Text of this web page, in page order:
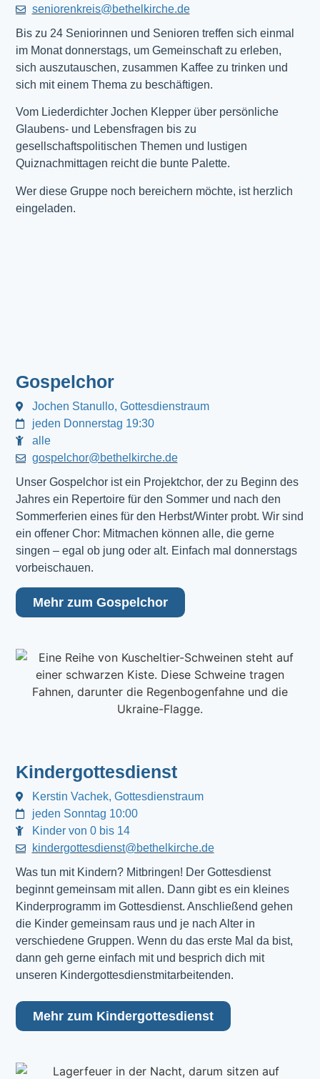
seniorenkreis@bethelkirche.de
Bis zu 24 Seniorinnen und Senioren treffen sich einmal
im Monat donnerstags, um Gemeinschaft zu erleben,
sich auszutauschen, zusammen Kaffee zu trinken und
sich mit einem Thema zu beschäftigen.
Vom Liederdichter Jochen Klepper über persönliche
Glaubens- und Lebensfragen bis zu
gesellschaftspolitischen Themen und lustigen
Quiznachmittagen reicht die bunte Palette.
Wer diese Gruppe noch bereichern möchte, ist herzlich
eingeladen.
Gospelchor
Jochen Stanullo, Gottesdienstraum
jeden Donnerstag 19:30
alle
gospelchor@bethelkirche.de
Unser Gospelchor ist ein Projektchor, der zu Beginn des
Jahres ein Repertoire für den Sommer und nach den
Sommerferien eines für den Herbst/Winter probt. Wir sind
ein offener Chor: Mitmachen können alle, die gerne
singen – egal ob jung oder alt. Einfach mal donnerstags
vorbeischauen.
Mehr zum Gospelchor
Kindergottesdienst
Kerstin Vachek, Gottesdienstraum
jeden Sonntag 10:00
Kinder von 0 bis 14
kindergottesdienst@bethelkirche.de
Was tun mit Kindern? Mitbringen! Der Gottesdienst
beginnt gemeinsam mit allen. Dann gibt es ein kleines
Kinderprogramm im Gottesdienst. Anschließend gehen
die Kinder gemeinsam raus und je nach Alter in
verschiedene Gruppen. Wenn du das erste Mal da bist,
dann geh gerne einfach mit und besprich dich mit
unseren Kindergottesdienstmitarbeitenden.
Mehr zum Kindergottesdienst